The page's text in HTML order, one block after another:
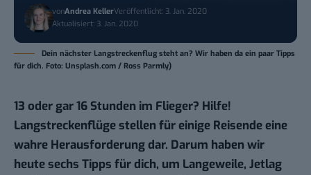
vonAndrea KellerVeröffentlicht: 3. Jan. 2020
Aktualisiert: 3. Jan. 2020
Dein nächster Langstreckenflug steht an? Wir haben da ein paar Tipps
für dich. Foto: Unsplash.com / Ross Parmly)
13 oder gar 16 Stunden im Flieger? Hilfe!
Langstreckenflüge stellen für einige Reisende eine
wahre Herausforderung dar. Darum haben wir
heute sechs Tipps für dich, um Langeweile, Jetlag